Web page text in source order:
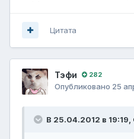
Цитата
Тэфи 282
Опубликовано 25
В 25.04.2012 в 19:19,